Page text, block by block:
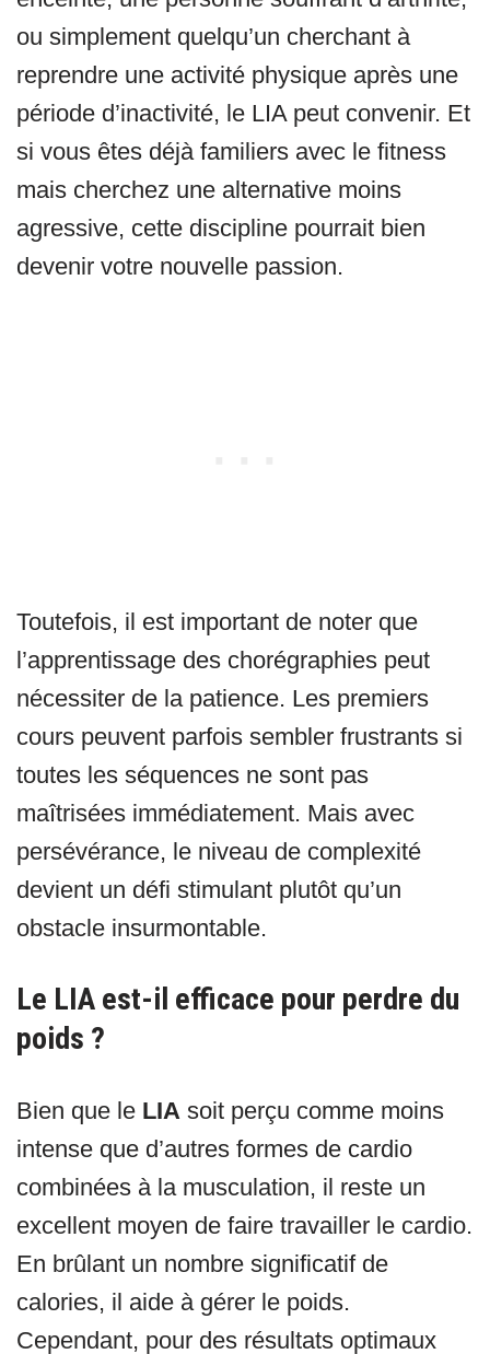
ou simplement quelqu’un cherchant à
reprendre une activité physique après une
période d’inactivité, le LIA peut convenir. Et
si vous êtes déjà familiers avec le fitness
mais cherchez une alternative moins
agressive, cette discipline pourrait bien
devenir votre nouvelle passion.
Toutefois, il est important de noter que
l’apprentissage des chorégraphies peut
nécessiter de la patience. Les premiers
cours peuvent parfois sembler frustrants si
toutes les séquences ne sont pas
maîtrisées immédiatement. Mais avec
persévérance, le niveau de complexité
devient un défi stimulant plutôt qu’un
obstacle insurmontable.
Le LIA est-il efficace pour perdre du
poids ?
Bien que le LIA soit perçu comme moins
intense que d’autres formes de cardio
combinées à la musculation, il reste un
excellent moyen de faire travailler le cardio.
En brûlant un nombre significatif de
calories, il aide à gérer le poids.
Cependant, pour des résultats optimaux